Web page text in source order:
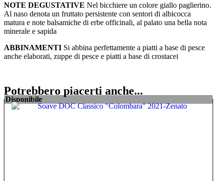
NOTE DEGUSTATIVE Nel bicchiere un colore giallo paglierino.
Al naso denota un fruttato persistente con sentori di albicocca
matura e note balsamiche di erbe officinali, al palato una bella nota
minerale e sapida
ABBINAMENTI Si abbina perfettamente a piatti a base di pesce
anche elaborati, zuppe di pesce e piatti a base di crostacei
Potrebbero piacerti anche...
Disponibile